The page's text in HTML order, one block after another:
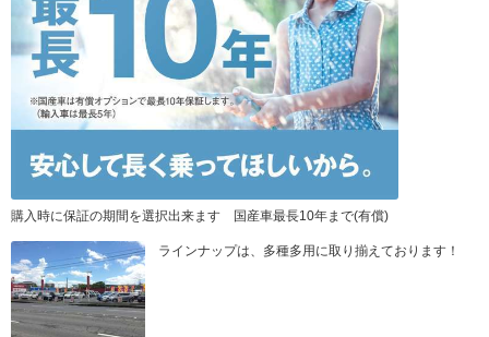
購入時に保証の期間を選択出来ます 国産車最長10年まで(有償)
ラインナップは、多種多用に取り揃えております！